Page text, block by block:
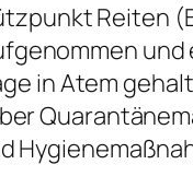
Reiten
in Atem